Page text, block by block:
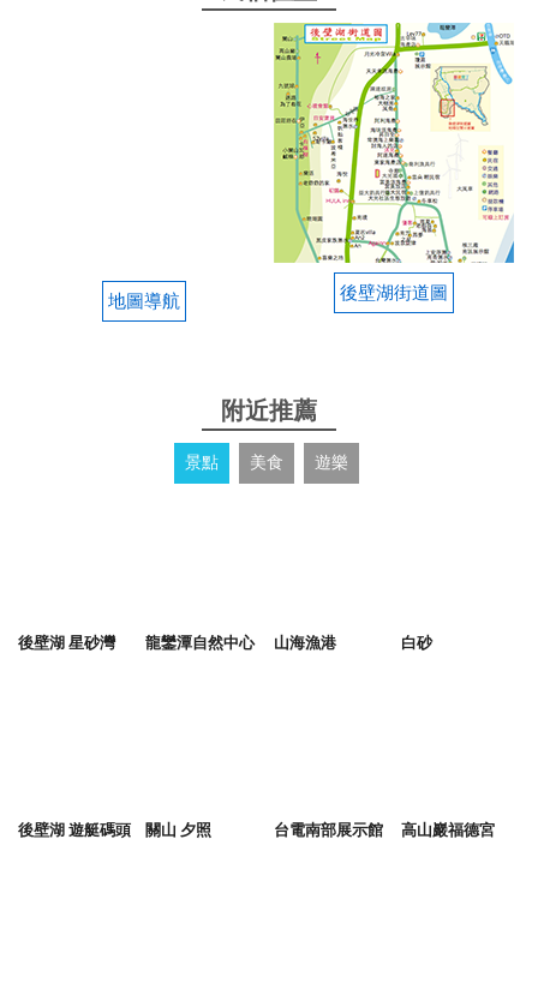
地圖導航 後壁湖街道圖
附近推薦
景點 美食 遊樂
後壁湖 星砂灣 龍鑾潭自然中心 山海漁港 白砂
後壁湖 遊艇碼頭 關山 夕照 台電南部展示館 高山巖福德宮